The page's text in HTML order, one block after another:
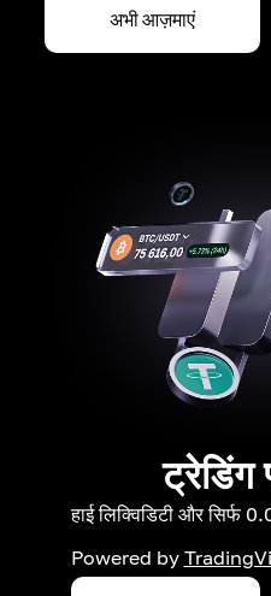
अभी आज़माएं
ट्रेडिंग
हाई लिक्विडिटी और सिर्फ
Powered by